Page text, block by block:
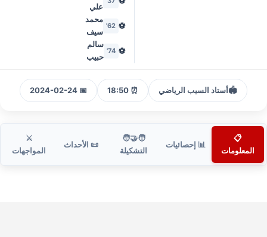
علي
⚽
62'
محمد
سيف
⚽
74'
سالم
حبيب
🏟️أستاد السيب الرياضي ⏰ 18:50
📅 2024-02-24
📋
المعلومات
📊 إحصائيات
🧑‍🤝‍🧑
التشكيلة
📜 الأحداث
⚔️
المواجهات